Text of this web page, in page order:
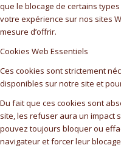
que le blocage de certains
votre expérience sur nos sites
mesure d’offrir.
Cookies Web Essentiels
Ces cookies sont strictement
disponibles sur notre site et
Du fait que ces cookies sont
site, les refuser aura un impact
pouvez toujours bloquer ou
navigateur et forcer leur